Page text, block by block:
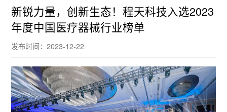
定制服务
关于程天
Language
新锐力量，创新生态！程天科技入选2023
年度中国医疗器械行业榜单
发布时间：2023-12-22